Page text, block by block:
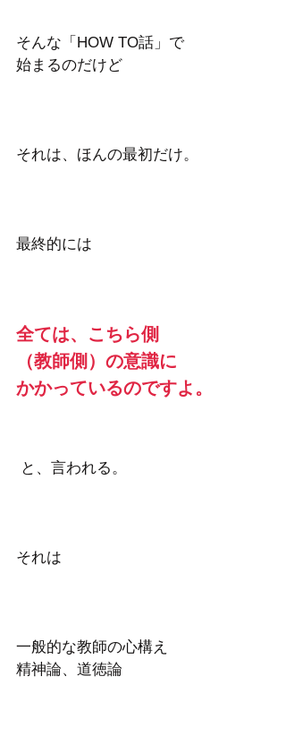
そんな「HOW TO話」で
始まるのだけど
それは、ほんの最初だけ。
最終的には
全ては、こちら側
（教師側）の意識に
かかっているのですよ。
と、言われる。
それは
一般的な教師の心構え
精神論、道徳論